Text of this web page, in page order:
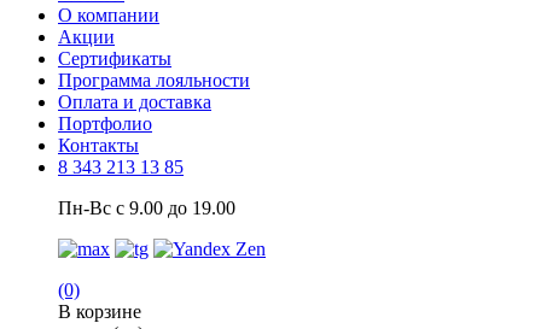
О компании
Акции
Сертификаты
Программа лояльности
Оплата и доставка
Портфолио
Контакты
8 343 213 13 85
Пн-Вс с 9.00 до 19.00
(0)
В корзине